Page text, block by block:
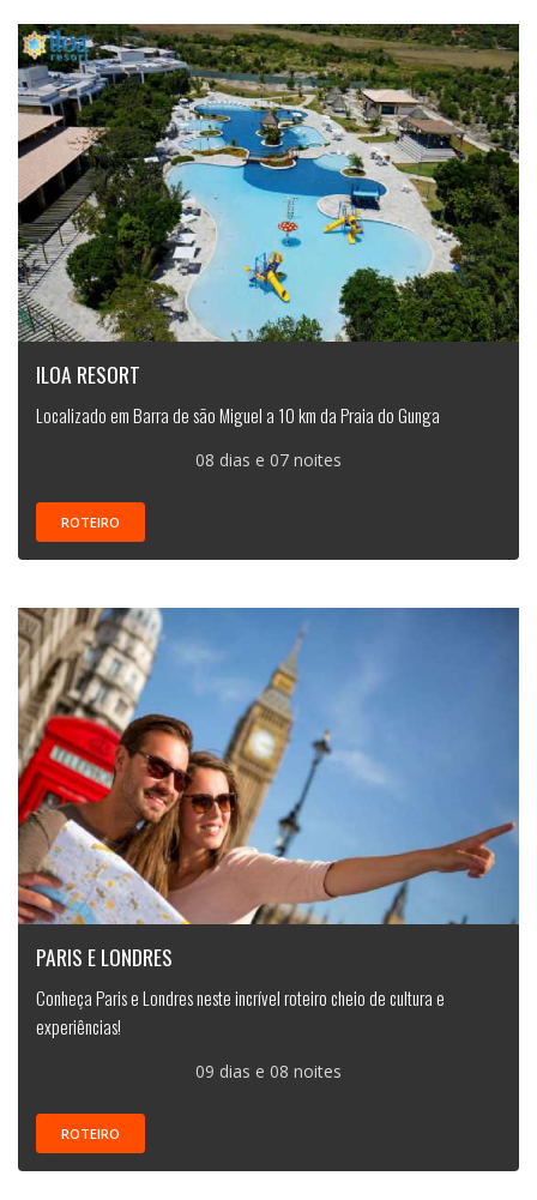
ILOA RESORT
Localizado em Barra de são Miguel a 10 km da Praia do Gunga
08 dias e 07 noites
ROTEIRO
PARIS E LONDRES
Conheça Paris e Londres neste incrível roteiro cheio de cultura e
experiências!
09 dias e 08 noites
ROTEIRO